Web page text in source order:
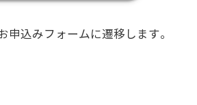
込みフォームに遷移します。